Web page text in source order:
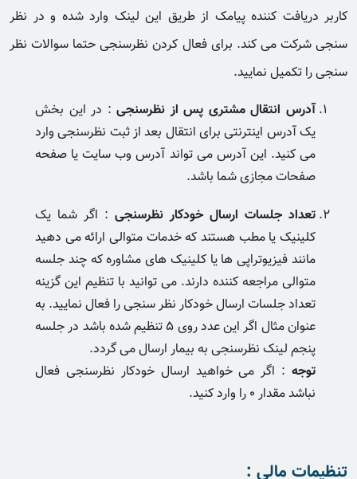
کاربر دریافت کننده پیامک از طریق این لینک وارد شده و در نظر
سنجی شرکت می کند. برای فعال کردن نظرسنجی حتما سوالات نظر
سنجی را تکمیل نمایید.
آدرس انتقال مشتری پس از نظرسنجی: در این بخش
یک آدرس اینترنتی برای انتقال بعد از ثبت نظرسنجی وارد
می کنید. این آدرس می تواند آدرس وب سایت یا صفحه
صفحات مجازی شما باشد.
تعداد جلسات ارسال خودکار نظرسنجی : اگر شما یک
کلینیک یا مطب هستند که خدمات متوالی ارائه می دهید
مانند فیزیوتراپی ها یا کلینیک های مشاوره که چند جلسه
متوالی مراجعه کننده دارند. می توانید با تنظیم این گزینه
تعداد جلسات ارسال خودکار نظر سنجی را فعال نمایید. به
عنوان مثال اگر این عدد روی 5 تنظیم شده باشد در جلسه
پنجم لینک نظرسنجی به بیمار ارسال می گردد.
توجه : اگر می خواهید ارسال خودکار نظرسنجی فعال
نباشد مقدار 0 را وارد کنید.
تنظیمات مالی :